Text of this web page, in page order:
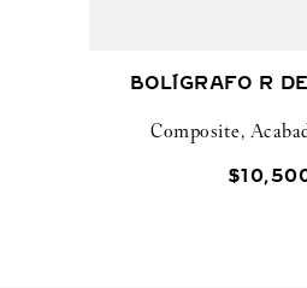
BOLÍGRAFO R
Composite,
$10,